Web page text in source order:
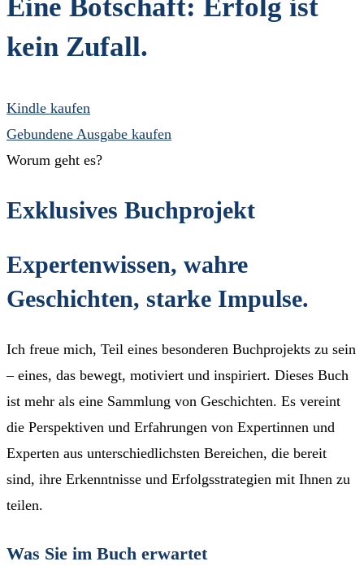
Eine Botschaft: Erfolg ist
kein Zufall.
Kindle kaufen
Gebundene Ausgabe kaufen
Worum geht es?
Exklusives Buchprojekt
Expertenwissen, wahre
Geschichten, starke Impulse.
Ich freue mich, Teil eines besonderen Buchprojekts zu sein
– eines, das bewegt, motiviert und inspiriert. Dieses Buch
ist mehr als eine Sammlung von Geschichten. Es vereint
die Perspektiven und Erfahrungen von Expertinnen und
Experten aus unterschiedlichsten Bereichen, die bereit
sind, ihre Erkenntnisse und Erfolgsstrategien mit Ihnen zu
teilen.
Was Sie im Buch erwartet